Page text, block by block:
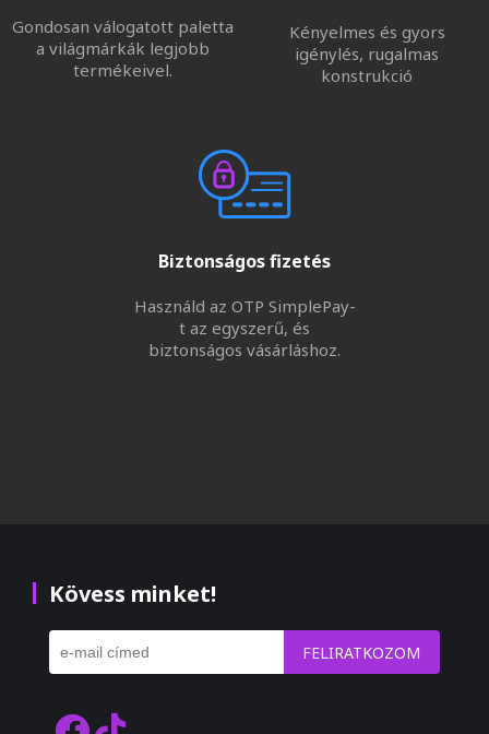
Gondosan válogatott paletta
a világmárkák legjobb
termékeivel.
Kényelmes és gyors
igénylés, rugalmas
konstrukció
Biztonságos fizetés
Használd az OTP SimplePay-
t az egyszerű, és
biztonságos vásárláshoz.
Kövess minket!
FELIRATKOZOM